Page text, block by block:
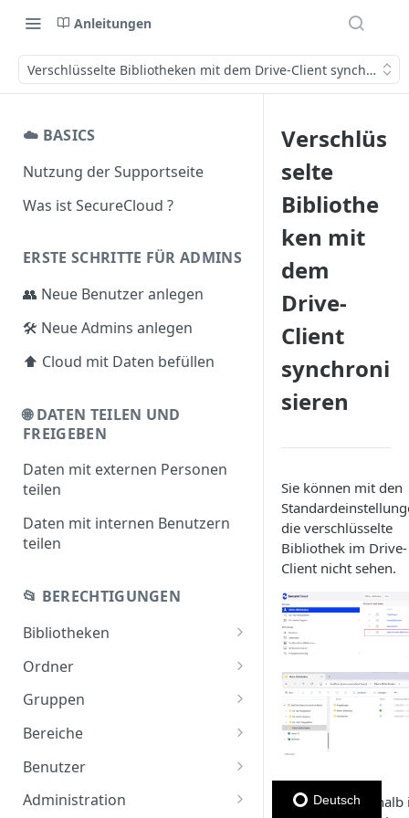
Anleitungen
Verschlüsselte Bibliotheken mit dem Drive-Client
☁️ BASICS
Nutzung der Supportseite
Was ist SecureCloud ?
ERSTE SCHRITTE FÜR ADMINS
👥 Neue Benutzer anlegen
🛠️ Neue Admins anlegen
⬆️ Cloud mit Daten befüllen
🌐 DATEN TEILEN UND
FREIGEBEN
Daten mit externen Personen
teilen
Daten mit internen Benutzern
teilen
📂 BERECHTIGUNGEN
Bibliotheken
Bibliotheken teilen
Bibliotheken anlegen
Bibliotheken übertragen
Ordner
Ordner teilen
Gruppen
Gruppe anlegen
Gruppen teilen
Bereiche
Bereiche anlegen
Benutzer
Benutzerrollen
Administration
Verschlüs
selte
Bibliothe
ken mit
dem
Drive-
Client
synchroni
sieren
Sie können mit den
die verschlüsselte
Bibliothek im Drive-
Client nicht sehen.
Wählen Sie deshalb
Deutsch